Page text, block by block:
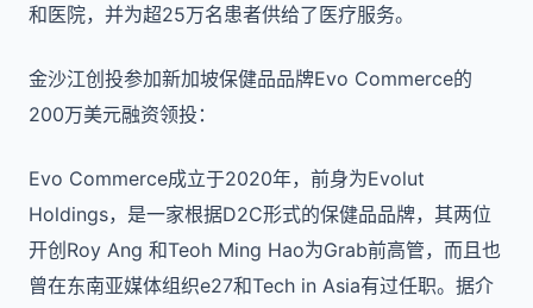
和医院，并为超25万名患者供给了医疗服务。
金沙江创投参加新加坡保健品品牌Evo Commerce的
200万美元融资领投：
Evo Commerce成立于2020年，前身为Evolut
Holdings，是一家根据D2C形式的保健品品牌，其两位
开创Roy Ang 和Teoh Ming Hao为Grab前高管，而且也
曾在东南亚媒体组织e27和Tech in Asia有过任职。据介